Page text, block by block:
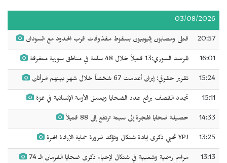
03/08/2026
20:57 قتلى ومصابون إثيوبيون بسقوط مقذوفات قرب الحدود مع السودان
16:01 المرصد السوري:13 قتيلاً خلال 48 ساعة في مناطق سورية متفرقة
15:24 تقرير حقوقي: إيران أعدمت 67 شخصاً خلال شهر بينهم امرأتان
15:11 تجدد القصف يرفع عدد الضحايا ويعمق الأزمة الإنسانية في غزة
14:33 حصيلة ضحايا الهجرة إلى سبتة ترتفع إلى 88 قتيلاً
13:25 YPJ تحيي ذكرى إبادة شنكال وتؤكد ضرورة حماية الإرادة الحرة
13:13 مراسم رسمية وشعبية في شنكال لإحياء ذكرى ضحايا الفرمان الـ 74